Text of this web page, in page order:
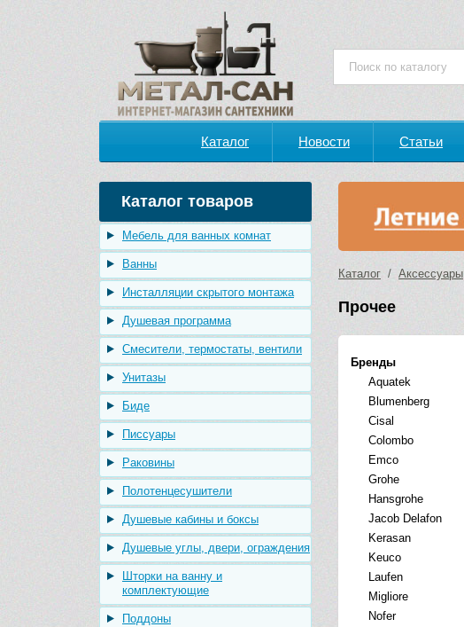
Каталог Новости Статьи
Каталог товаров
Мебель для ванных комнат
Ванны
Инсталляции скрытого монтажа
Душевая программа
Смесители, термостаты, вентили
Унитазы
Биде
Писсуары
Раковины
Полотенцесушители
Душевые кабины и боксы
Душевые углы, двери, ограждения
Шторки на ванну и
комплектующие
Поддоны
Каталог / Аксессуары
Прочее
Бренды
Aquatek
Blumenberg
Cisal
Colombo
Emco
Grohe
Hansgrohe
Jacob Delafon
Kerasan
Keuco
Laufen
Migliore
Nofer